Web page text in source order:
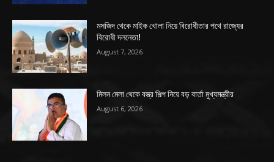
মসজিদ থেকে মাইক খোলা নিয়ে বিরোধীতার পথে রাজ্যের
বিরোধী দলনেতা!
August 7, 2026
মিলন মেলা থেকে বস্ত্র শিল্প নিয়ে বড় বার্তা মুখ্যমন্ত্রীর
August 6, 2026